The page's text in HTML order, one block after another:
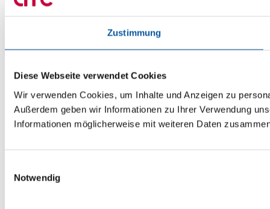
Zustimmung
Diese Webseite verwendet Cookies
Wir verwenden Cookies, um Inhalte und Anzeigen zu
Außerdem geben wir Informationen zu Ihrer Verwendung
Informationen möglicherweise mit weiteren Daten
Notwendig